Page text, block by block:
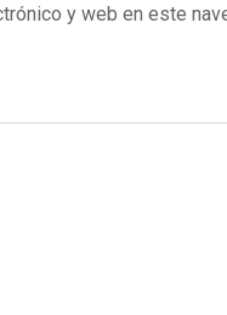
y web en este